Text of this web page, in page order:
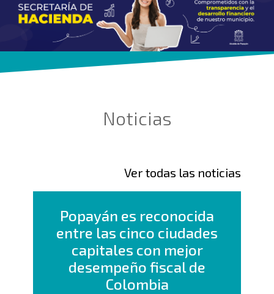
Noticias
Ver todas las noticias
Popayán es reconocida
entre las cinco ciudades
capitales con mejor
desempeño fiscal de
Colombia